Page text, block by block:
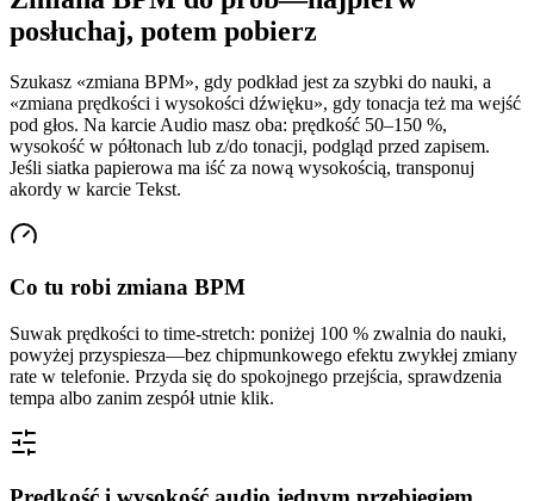
posłuchaj, potem pobierz
Szukasz «zmiana BPM», gdy podkład jest za szybki do nauki, a
«zmiana prędkości i wysokości dźwięku», gdy tonacja też ma wejść
pod głos. Na karcie Audio masz oba: prędkość 50–150 %,
wysokość w półtonach lub z/do tonacji, podgląd przed zapisem.
Jeśli siatka papierowa ma iść za nową wysokością, transponuj
akordy w karcie Tekst.
Co tu robi zmiana BPM
Suwak prędkości to time-stretch: poniżej 100 % zwalnia do nauki,
powyżej przyspiesza—bez chipmunkowego efektu zwykłej zmiany
rate w telefonie. Przyda się do spokojnego przejścia, sprawdzenia
tempa albo zanim zespół utnie klik.